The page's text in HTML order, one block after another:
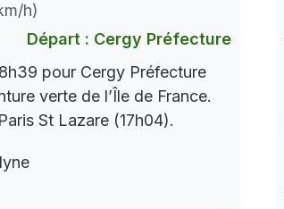
h)
Départ : Cergy Préfecture
pour Cergy Préfecture
verte de l’Île de France.
St Lazare (17h04).